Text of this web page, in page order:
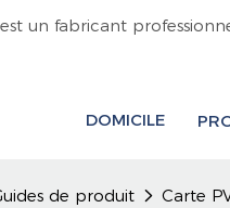
un fabricant
DOMICILE
de produit Carte